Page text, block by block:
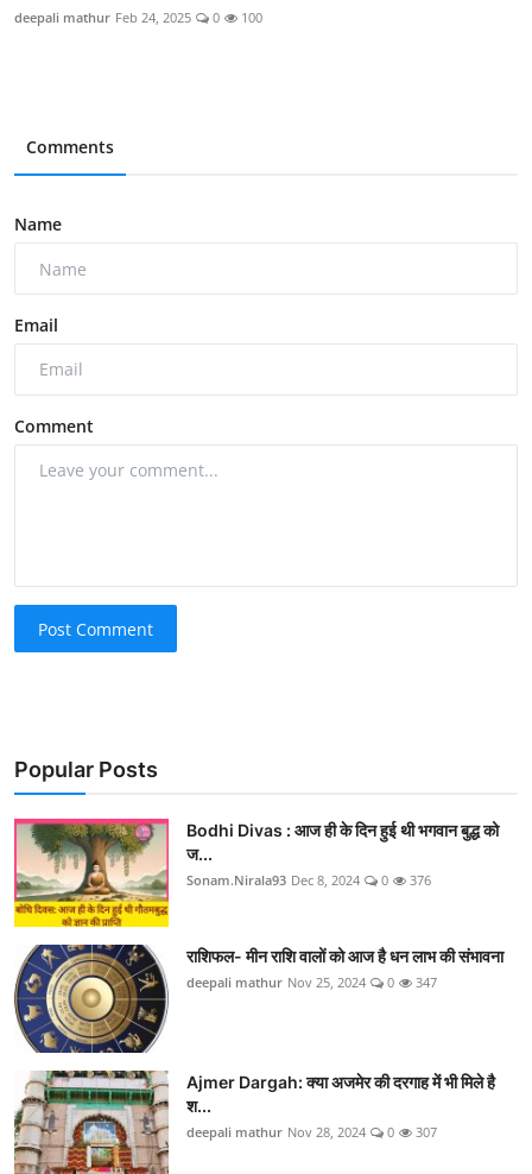
deepali mathur Feb 24, 2025 0 100
Comments
Name
Email
Comment
Post Comment
Popular Posts
Bodhi Divas : आज ही के दिन हुई थी भगवान बुद्ध को
ज...
Sonam.Nirala93 Dec 8, 2024 0 376
राशिफल- मीन राशि वालों को आज है धन लाभ की संभावना
deepali mathur Nov 25, 2024 0 347
Ajmer Dargah: क्या अजमेर की दरगाह में भी मिले है
श...
deepali mathur Nov 28, 2024 0 307